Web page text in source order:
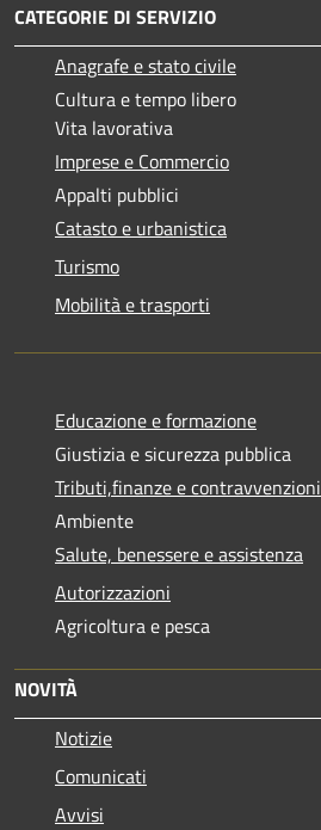
CATEGORIE DI SERVIZIO
Anagrafe e stato civile
Cultura e tempo libero
Vita lavorativa
Imprese e Commercio
Appalti pubblici
Catasto e urbanistica
Turismo
Mobilità e trasporti
Educazione e formazione
Giustizia e sicurezza pubblica
Tributi,finanze e contravvenzioni
Ambiente
Salute, benessere e assistenza
Autorizzazioni
Agricoltura e pesca
NOVITÀ
Notizie
Comunicati
Avvisi